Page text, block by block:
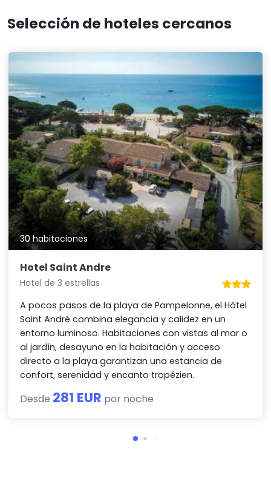
Selección de hoteles cercanos
30 habitaciones
Hotel Saint Andre
Hotel de 3 estrellas
A pocos pasos de la playa de Pampelonne, el Hôtel
Saint André combina elegancia y calidez en un
entorno luminoso. Habitaciones con vistas al mar o
al jardín, desayuno en la habitación y acceso
directo a la playa garantizan una estancia de
confort, serenidad y encanto tropézien.
Desde 281 EUR por noche